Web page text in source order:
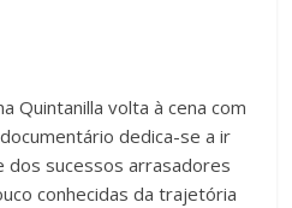
Quintanilla volta à cena com
dedica-se a ir
dos sucessos arrasadores
conhecidas da trajetória